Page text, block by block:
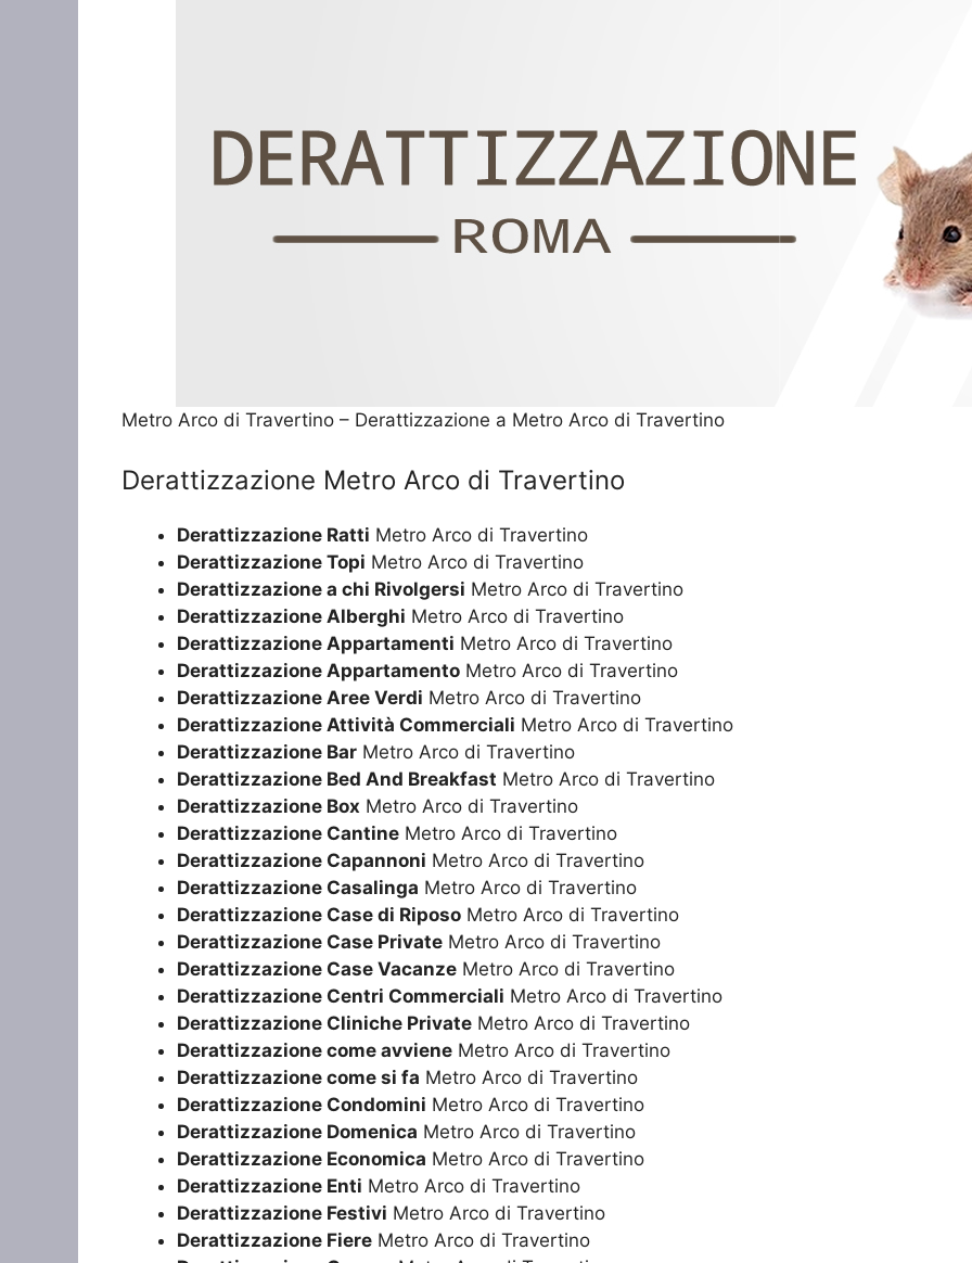
Metro Arco di Travertino – Derattizzazione a Metro Arco di Travertino
Derattizzazione Metro Arco di Travertino
Derattizzazione Ratti Metro Arco di Travertino
Derattizzazione Topi Metro Arco di Travertino
Derattizzazione a chi Rivolgersi Metro Arco di Travertino
Derattizzazione Alberghi Metro Arco di Travertino
Derattizzazione Appartamenti Metro Arco di Travertino
Derattizzazione Appartamento Metro Arco di Travertino
Derattizzazione Aree Verdi Metro Arco di Travertino
Derattizzazione Attività Commerciali Metro Arco di Travertino
Derattizzazione Bar Metro Arco di Travertino
Derattizzazione Bed And Breakfast Metro Arco di Travertino
Derattizzazione Box Metro Arco di Travertino
Derattizzazione Cantine Metro Arco di Travertino
Derattizzazione Capannoni Metro Arco di Travertino
Derattizzazione Casalinga Metro Arco di Travertino
Derattizzazione Case di Riposo Metro Arco di Travertino
Derattizzazione Case Private Metro Arco di Travertino
Derattizzazione Case Vacanze Metro Arco di Travertino
Derattizzazione Centri Commerciali Metro Arco di Travertino
Derattizzazione Cliniche Private Metro Arco di Travertino
Derattizzazione come avviene Metro Arco di Travertino
Derattizzazione come si fa Metro Arco di Travertino
Derattizzazione Condomini Metro Arco di Travertino
Derattizzazione Domenica Metro Arco di Travertino
Derattizzazione Economica Metro Arco di Travertino
Derattizzazione Enti Metro Arco di Travertino
Derattizzazione Festivi Metro Arco di Travertino
Derattizzazione Fiere Metro Arco di Travertino